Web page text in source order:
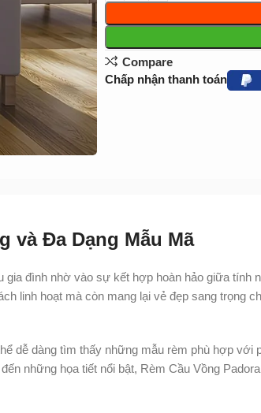
Compare
Chấp nhận thanh toán
và Đa Dạng Mẫu Mã
gia đình nhờ vào sự kết hợp hoàn hảo giữa tính
linh hoạt mà còn mang lại vẻ đẹp sang trọng
dễ dàng tìm thấy những mẫu rèm phù hợp với
những họa tiết nổi bật, Rèm Cầu Vồng